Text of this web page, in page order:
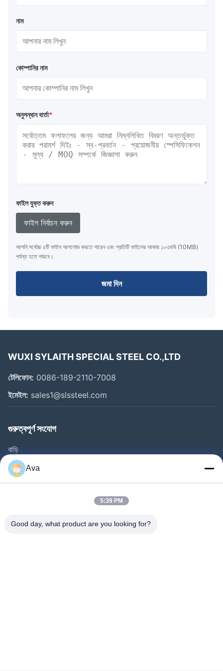
নাম
কোম্পানির নাম
অনুসন্ধান বার্তা*
ফাইল যুক্ত করুন
ফাইল নির্বাচন করুন
আপনি সর্বোচ্চ ৫টি ফাইল আপলোড করতে পারেন এবং প্রতিটি ফাইলের আকার ১০এমবি (10MB)
পর্যন্ত হতে পারবে।
জমা দিন
WUXI SYLAITH SPECIAL STEEL CO.,LTD
টেলিফোন: 0086-189-2110-7008
ইমেইল: sales1@slssteel.com
গুরুত্বপূর্ণ সংযোগ
বাড়ি
পণ্য
ভিডিও
কারখানা পরিদর্শন
Ava
5:39 PM
Good day, what product are you looking for?